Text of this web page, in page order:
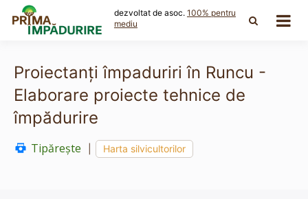
content
dezvoltat de asoc. 100% pentru
mediu
Proiectanți împaduriri în Runcu -
Elaborare proiecte tehnice de
împădurire
Tipărește Harta silvicultorilor